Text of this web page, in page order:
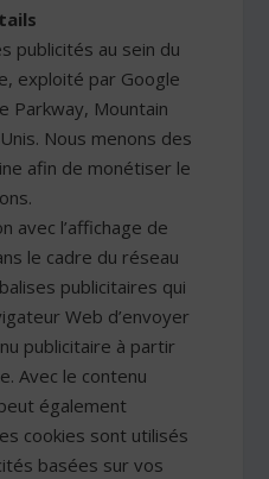
publicités au sein du
exploité par Google
Parkway, Mountain
Nous menons des
afin de monétiser le
avec l’affichage de
le cadre du réseau
publicitaires qui
Web d’envoyer
publicitaire à partir
Avec le contenu
également
cookies sont utilisés
basées sur vos